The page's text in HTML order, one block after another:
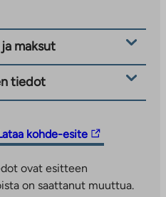
maksut
tiedot
kohde-esite
ovat esitteen
on saattanut muuttua.